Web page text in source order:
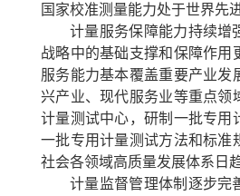
国家校准测量能力处于世界先
计量服务保障能力持续增
战略中的基础支撑和保障作用
服务能力基本覆盖重要产业发
兴产业、现代服务业等重点领
计量测试中心，研制一批专用
一批专用计量测试方法和标准
社会各领域高质量发展体系日
计量监督管理体制逐步完